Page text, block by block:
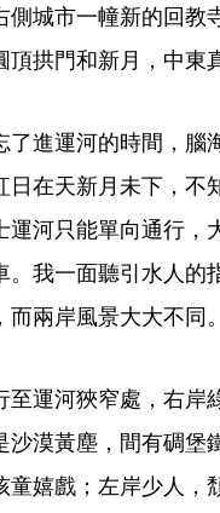
側城市一幢新的回教
拱門和新月，中東
了進運河的時間，腦
日在天新月未下，不
運河只能單向通行，
。我一面聽引水人的
兩岸風景大大不同。
至運河狹窄處，右岸
沙漠黃塵，間有碉堡
童嬉戲；左岸少人，